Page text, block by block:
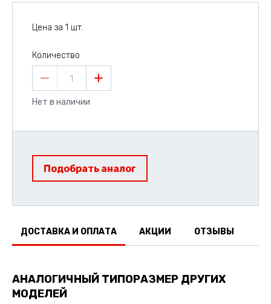
Цена за 1 шт.
Количество
1
Нет в наличии
Подобрать аналог
ДОСТАВКА И ОПЛАТА АКЦИИ ОТЗЫВЫ
АНАЛОГИЧНЫЙ ТИПОРАЗМЕР ДРУГИХ
МОДЕЛЕЙ